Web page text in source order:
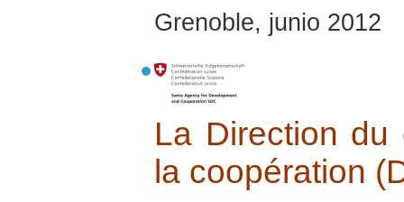
Grenoble, junio 2012
La Direction du
la coopération